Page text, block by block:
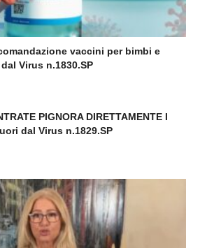
vaccini per bimbi e
Virus n.1830.SP
PIGNORA DIRETTAMENTE I
dal Virus n.1829.SP